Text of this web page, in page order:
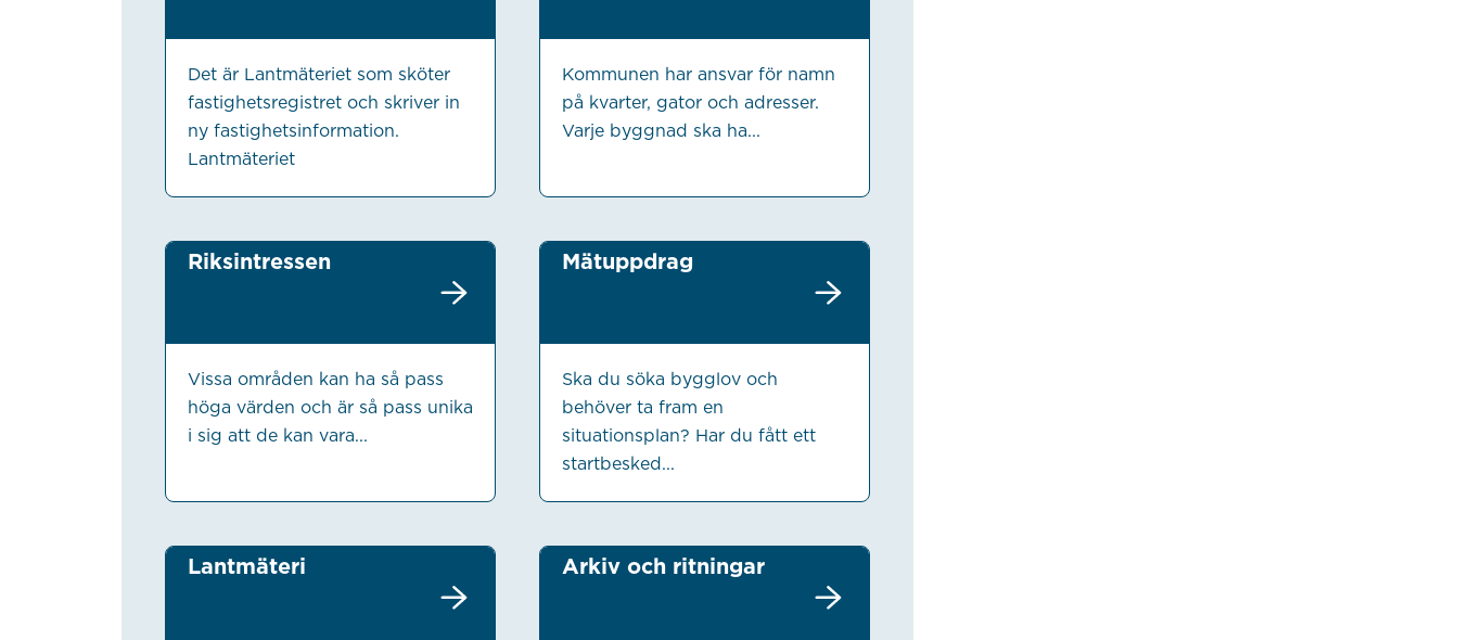
Det är Lantmäteriet som sköter
fastighetsregistret och skriver in
ny fastighetsinformation.
Lantmäteriet
Kommunen har ansvar för namn
på kvarter, gator och adresser.
Varje byggnad ska ha...
Riksintressen
Vissa områden kan ha så pass
höga värden och är så pass unika
i sig att de kan vara...
Mätuppdrag
Ska du söka bygglov och
behöver ta fram en
situationsplan? Har du fått ett
startbesked...
Lantmäteri Arkiv och ritningar